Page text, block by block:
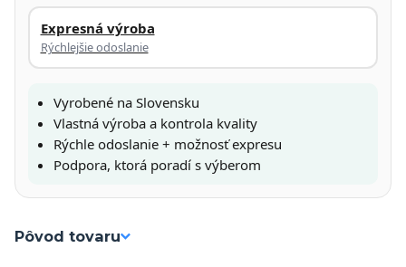
Expresná výroba
Rýchlejšie odoslanie
Vyrobené na Slovensku
Vlastná výroba a kontrola kvality
Rýchle odoslanie + možnosť expresu
Podpora, ktorá poradí s výberom
Pôvod tovaru